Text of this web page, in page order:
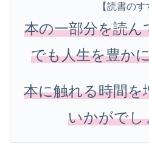
【読書のす
本の一部分を読
でも人生を豊か
本に触れる時間
いかがでし